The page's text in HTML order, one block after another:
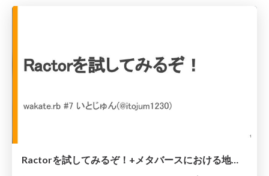
Ractorを試してみるぞ！+メタバースにおける地域.rbをやっているぜ